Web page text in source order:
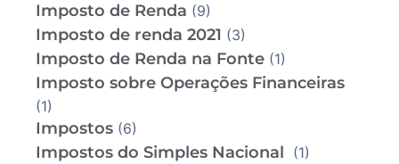
Imposto de Renda (9)
Imposto de renda 2021 (3)
Imposto de Renda na Fonte (1)
Imposto sobre Operações Financeiras
(1)
Impostos (6)
Impostos do Simples Nacional (1)